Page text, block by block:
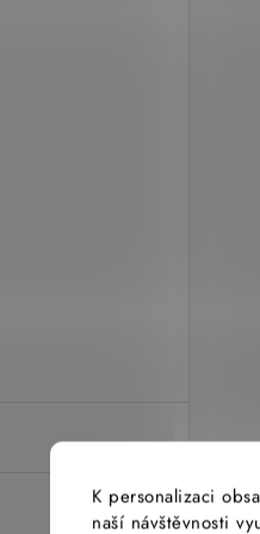
K personalizaci
naší návštěvnosti